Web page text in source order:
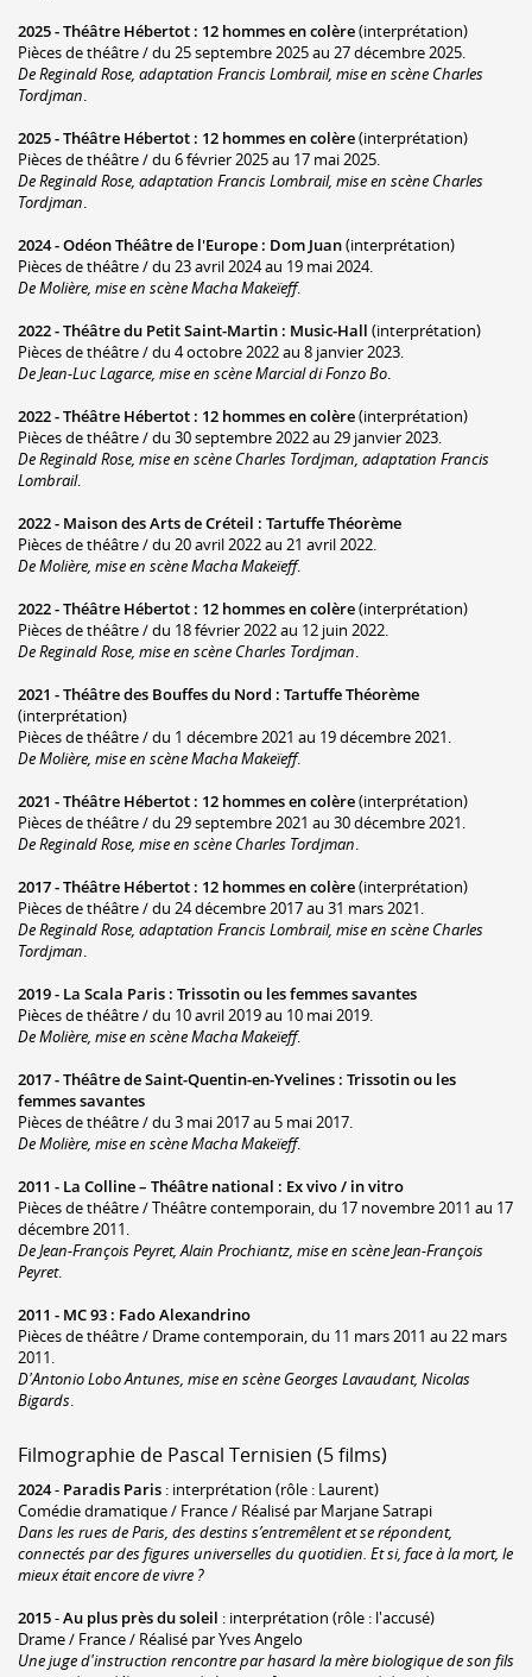
2025 -Théâtre Hébertot : 12 hommes en colère(interprétation)
Pièces de théâtre / du 25 septembre 2025 au 27 décembre 2025.
De Reginald Rose, adaptation Francis Lombrail, mise en scène Charles
Tordjman.
2025 -Théâtre Hébertot : 12 hommes en colère(interprétation)
Pièces de théâtre / du 6 février 2025 au 17 mai 2025.
De Reginald Rose, adaptation Francis Lombrail, mise en scène Charles
Tordjman.
2024 -Odéon Théâtre de l'Europe : Dom Juan(interprétation)
Pièces de théâtre / du 23 avril 2024 au 19 mai 2024.
De Molière, mise en scène Macha Makeïeff.
2022 -Théâtre du Petit Saint-Martin : Music-Hall (interprétation)
Pièces de théâtre / du 4 octobre 2022 au 8 janvier 2023.
De Jean-Luc Lagarce, mise en scène Marcial di Fonzo Bo.
2022 -Théâtre Hébertot : 12 hommes en colère(interprétation)
Pièces de théâtre / du 30 septembre 2022 au 29 janvier 2023.
De Reginald Rose, mise en scène Charles Tordjman, adaptation Francis
Lombrail.
2022 - Maison des Arts de Créteil : Tartuffe Théorème
Pièces de théâtre / du 20 avril 2022 au 21 avril 2022.
De Molière, mise en scène Macha Makeïeff.
2022 -Théâtre Hébertot : 12 hommes en colère(interprétation)
Pièces de théâtre / du 18 février 2022 au 12 juin 2022.
De Reginald Rose, mise en scène Charles Tordjman.
2021 -Théâtre des Bouffes du Nord : Tartuffe Théorème
(interprétation)
Pièces de théâtre / du 1 décembre 2021 au 19 décembre 2021.
De Molière, mise en scène Macha Makeïeff.
2021 -Théâtre Hébertot : 12 hommes en colère(interprétation)
Pièces de théâtre / du 29 septembre 2021 au 30 décembre 2021.
De Reginald Rose, mise en scène Charles Tordjman.
2017 -Théâtre Hébertot : 12 hommes en colère(interprétation)
Pièces de théâtre / du 24 décembre 2017 au 31 mars 2021.
De Reginald Rose, adaptation Francis Lombrail, mise en scène Charles
Tordjman.
2019 - La Scala Paris : Trissotin ou les femmes savantes
Pièces de théâtre / du 10 avril 2019 au 10 mai 2019.
De Molière, mise en scène Macha Makeïeff.
2017 -Théâtre de Saint-Quentin-en-Yvelines : Trissotin ou les
femmes savantes
Pièces de théâtre / du 3 mai 2017 au 5 mai 2017.
De Molière, mise en scène Macha Makeïeff.
2011 - La Colline – Théâtre national : Ex vivo / in vitro
Pièces de théâtre / Théâtre contemporain, du 17 novembre 2011 au 17
décembre 2011.
De Jean-François Peyret, Alain Prochiantz, mise en scène Jean-François
Peyret.
2011 - MC 93 : Fado Alexandrino
Pièces de théâtre / Drame contemporain, du 11 mars 2011 au 22 mars
2011.
D'Antonio Lobo Antunes, mise en scène Georges Lavaudant, Nicolas
Bigards.
Filmographie de Pascal Ternisien (5 films)
2024- Paradis Paris : interprétation (rôle : Laurent)
Comédie dramatique / France / Réalisé par Marjane Satrapi
Dans les rues de Paris, des destins s’entremêlent et se répondent,
connectés par des figures universelles du quotidien. Et si, face à la mort, le
mieux était encore de vivre ?
2015-Au plus près du soleil : interprétation (rôle : l'accusé)
Drame / France / Réalisé par Yves Angelo
Une juge d'instruction rencontre par hasard la mère biologique de son fils